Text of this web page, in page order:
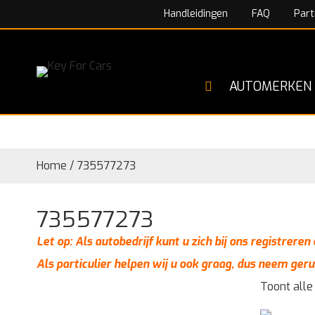
Handleidingen FAQ
AUTOMERKEN
Home / 735577273
735577273
Let op: Als autobedrijf kunt u zich bij ons
Als particulier helpen wij u ook graag, dus neem
Toont